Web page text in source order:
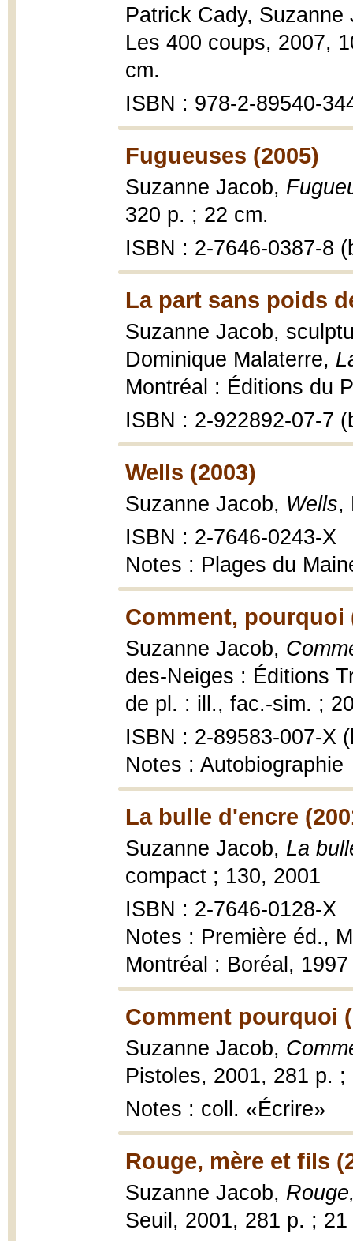
Patrick Cady,
Les 400 coups, 2007,
cm.
ISBN : 978-2-89540-
Fugueuses (2005)
Suzanne Jacob,
320 p. ; 22 cm.
ISBN : 2-7646-0387-8
La part sans poids
Suzanne Jacob,
Dominique Malaterre,
Montréal : Éditions du
ISBN : 2-922892-07-7
Wells (2003)
Suzanne Jacob, Wells,
ISBN : 2-7646-0243-X
Notes : Plages du
Comment, pourquoi
Suzanne Jacob,
des-Neiges : Éditions
de pl. : ill., fac.-sim. ;
ISBN : 2-89583-007-X
Notes : Autobiographie
La bulle d'encre
Suzanne Jacob, La
compact ; 130, 2001
ISBN : 2-7646-0128-X
Notes : Première éd.,
Montréal : Boréal, 1997
Comment pourquoi
Suzanne Jacob,
Pistoles, 2001, 281 p. ;
Notes : coll. «Écrire»
Rouge, mère et fils
Suzanne Jacob,
Seuil, 2001, 281 p. ; 21